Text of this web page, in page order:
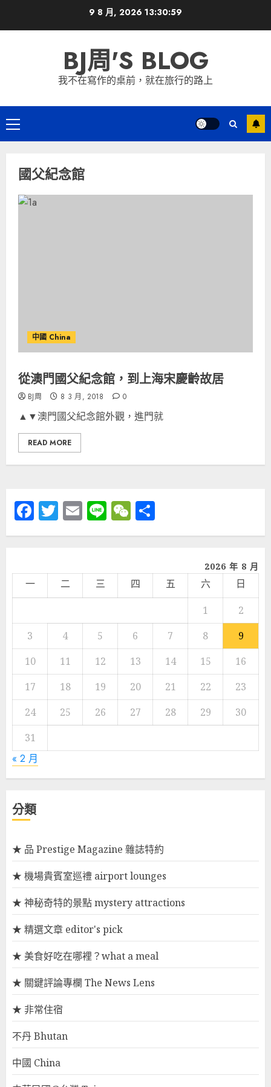
9 8 月, 2026 13:30:59
BJ周'S BLOG
我不在寫作的桌前，就在旅行的路上
Primary
Menu
國父紀念館
中國 China
從澳門國父紀念館，到上海宋慶齡故居
BJ周 8 3 月, 2018 0
▲▼澳門國父紀念館外觀，進門就
READ MORE
Facebook
Twitter
Email
LineWeChat
享
2026 年 8 月
一 二 三 四 五 六
日
1
2
3
4 5 6 7 8
9
10
11 12 13 14 15
16
17
18 19 20 21 22
23
24
25 26 27 28 29
30
31
« 2 月
分類
★ 品 Prestige Magazine 雜誌特約
★ 機場貴賓室巡禮 airport lounges
★ 神秘奇特的景點 mystery attractions
★ 精選文章 editor's pick
★ 美食好吃在哪裡？what a meal
★ 關鍵評論專欄 The News Lens
★ 非常住宿
不丹 Bhutan
中國 China